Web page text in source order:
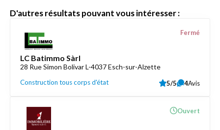
D'autres résultats pouvant vous intéresser :
LC Batimmo Sàrl
28 Rue Simon Bolivar L-4037 Esch-sur-Alzette
Construction tous corps d'état
Fermé
5/5 4Avis
Ouvert